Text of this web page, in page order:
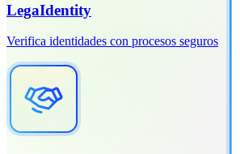
LegaIdentity
Verifica identidades con procesos seguros